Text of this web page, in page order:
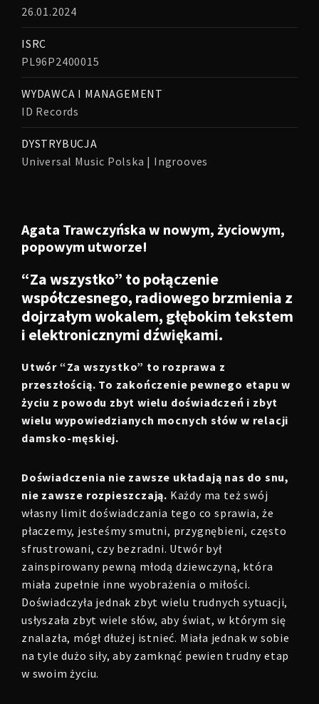
26.01.2024
ISRC
PL96P2400015
WYDAWCA I MANAGEMENT
ID Records
DYSTRYBUCJA
Universal Music Polska | Ingrooves
Agata Trawczyńska w nowym, życiowym,
popowym utworze!
“Za wszystko” to połączenie
współczesnego, radiowego brzmienia z
dojrzałym wokalem, głębokim tekstem
i elektronicznymi dźwiękami.
Utwór “Za wszystko” to rozprawa z
przeszłością. To zakończenie pewnego etapu w
życiu z powodu zbyt wielu doświadczeń i zbyt
wielu wypowiedzianych mocnych słów w relacji
damsko-męskiej.
Doświadczenia nie zawsze układają nas do snu,
nie zawsze rozpieszczają. Każdy ma też swój
własny limit doświadczania tego co sprawia, że
płaczemy, jesteśmy smutni, przygnębieni, często
sfrustrowani, czy bezradni. Utwór był
zainspirowany pewną młodą dziewczyną, która
miała zupełnie inne wyobrażenia o miłości.
Doświadczyła jednak zbyt wielu trudnych sytuacji,
usłyszała zbyt wiele słów, aby świat, w którym się
znalazła, mógł dłużej istnieć. Miała jednak w sobie
na tyle dużo siły, aby zamknąć pewien trudny etap
w swoim życiu.